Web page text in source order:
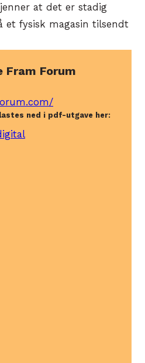
at det er stadig
et fysisk magasin tilsendt
Fram Forum
ned i pdf-utgave her: